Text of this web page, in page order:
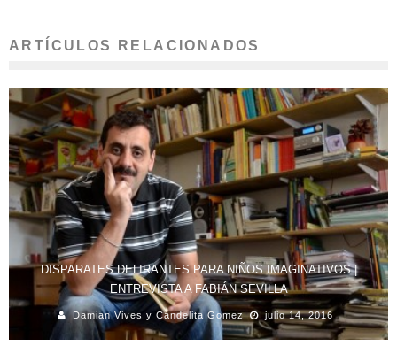
ARTÍCULOS RELACIONADOS
DISPARATES DELIRANTES PARA NIÑOS IMAGINATIVOS |
ENTREVISTA A FABIÁN SEVILLA
Damian Vives y Candelita Gomez julio 14, 2016